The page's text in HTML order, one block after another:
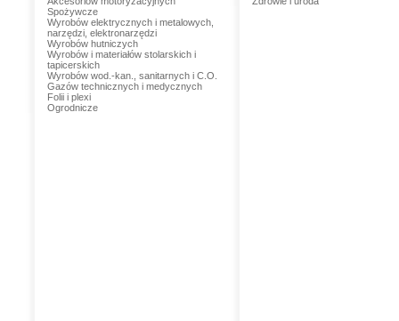
Spożywcze
Wyrobów elektrycznych i metalowych,
narzędzi, elektronarzędzi
Wyrobów hutniczych
Wyrobów i materiałów stolarskich i
tapicerskich
Wyrobów wod.-kan., sanitarnych i C.O.
Gazów technicznych i medycznych
Folii i plexi
Ogrodnicze